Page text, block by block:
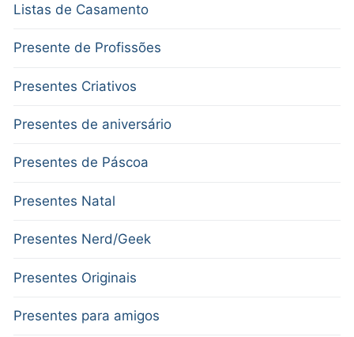
Listas de Casamento
Presente de Profissões
Presentes Criativos
Presentes de aniversário
Presentes de Páscoa
Presentes Natal
Presentes Nerd/Geek
Presentes Originais
Presentes para amigos